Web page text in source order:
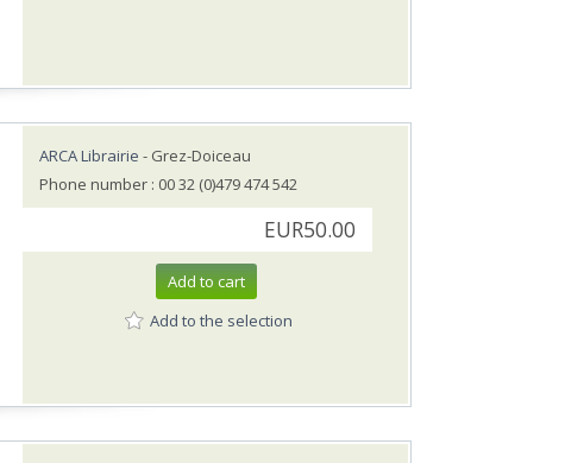
ARCA Librairie - Grez-Doiceau
Phone number : 00 32 (0)479 474 542
EUR50.00
Add to cart
Add to the selection